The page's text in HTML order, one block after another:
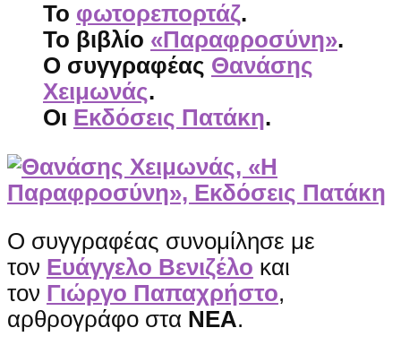
Το φωτορεπορτάζ.
Το βιβλίο «Παραφροσύνη».
Ο συγγραφέας Θανάσης
Χειμωνάς.
Οι Εκδόσεις Πατάκη.
Ο συγγραφέας συνομίλησε με
τον Ευάγγελο Βενιζέλο και
τον Γιώργο Παπαχρήστο,
αρθρογράφο στα ΝΕΑ.